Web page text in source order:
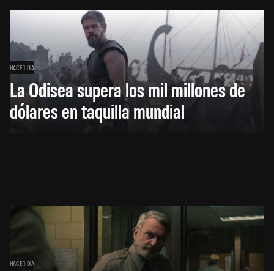
HACE 1 DÍA
La Odisea supera los mil millones de
dólares en taquilla mundial
HACE 1 DÍA